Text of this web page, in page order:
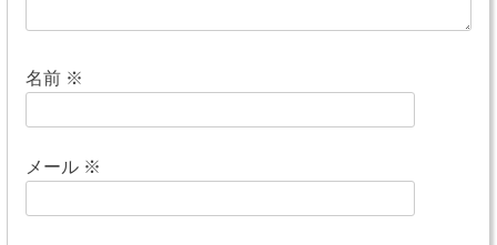
名前 ※
メール ※